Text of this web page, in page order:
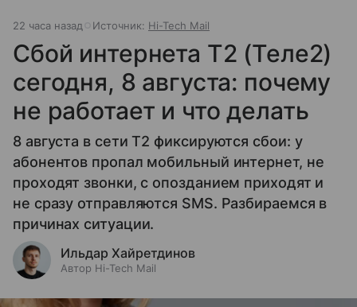
22 часа назад Источник: Hi-Tech Mail
Сбой интернета T2 (Теле2)
сегодня, 8 августа: почему
не работает и что делать
8 августа в сети T2 фиксируются сбои: у
абонентов пропал мобильный интернет, не
проходят звонки, с опозданием приходят и
не сразу отправляются SMS. Разбираемся в
причинах ситуации.
Ильдар Хайретдинов
Автор Hi-Tech Mail